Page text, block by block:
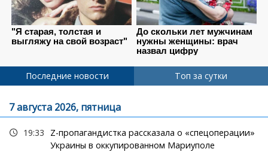
Последние новости Топ за сутки
7 августа 2026, пятница
19:33
Z-пропагандистка рассказала о «спецоперации»
Украины в оккупированном Мариуполе